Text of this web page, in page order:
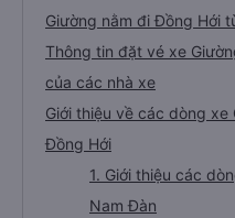
Giường nằm đi Đồng Hới
Thông tin đặt vé xe
của các nhà xe
Giới thiệu về các dòng
Đồng Hới
1. Giới thiệu các
Nam Đàn